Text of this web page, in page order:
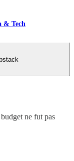
& Tech
ne fut pas